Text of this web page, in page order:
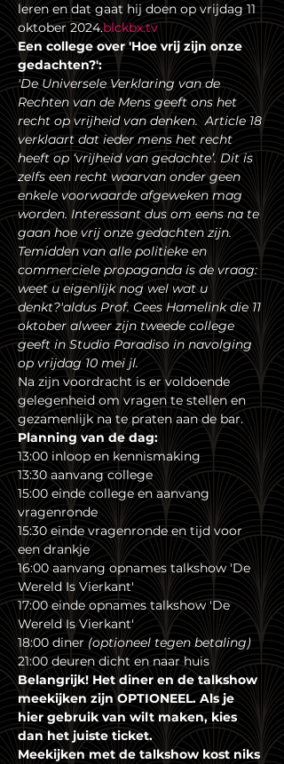
leren en dat gaat hij doen op vrijdag 11
oktober 2024.blckbx.tv
Een college over 'Hoe vrij zijn onze
gedachten?':
'De Universele Verklaring van de
Rechten van de Mens geeft ons het
recht op vrijheid van denken.  Article 18
verklaart dat ieder mens het recht
heeft op ‘vrijheid van gedachte’. Dit is
zelfs een recht waarvan onder geen
enkele voorwaarde afgeweken mag
worden. Interessant dus om eens na te
gaan hoe vrij onze gedachten zijn.
Temidden van alle politieke en
commerciele propaganda is de vraag:
weet u eigenlijk nog wel wat u
denkt?'aldus Prof. Cees Hamelink die 11
oktober alweer zijn tweede college
geeft in Studio Paradiso in navolging
op vrijdag 10 mei jl.
Na zijn voordracht is er voldoende
gelegenheid om vragen te stellen en
gezamenlijk na te praten aan de bar.
Planning van de dag:
13:00 inloop en kennismaking
13:30 aanvang college
15:00 einde college en aanvang
vragenronde
15:30 einde vragenronde en tijd voor
een drankje
16:00 aanvang opnames talkshow 'De
Wereld Is Vierkant'
17:00 einde opnames talkshow 'De
Wereld Is Vierkant'
18:00 diner (optioneel tegen betaling)
21:00 deuren dicht en naar huis
Belangrijk! Het diner en de talkshow
meekijken zijn OPTIONEEL. Als je
hier gebruik van wilt maken, kies
dan het juiste ticket.
Meekijken met de talkshow kost niks